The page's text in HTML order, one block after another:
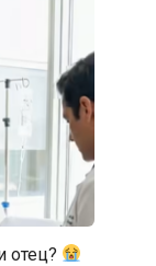
отец?